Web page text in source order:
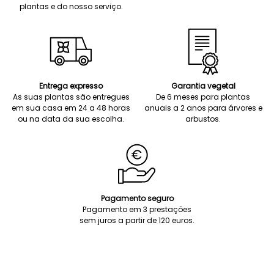
plantas e do nosso serviço.
Entrega expresso
As suas plantas são entregues
em sua casa em 24 a 48 horas
ou na data da sua escolha.
Garantia vegetal
De 6 meses para plantas
anuais a 2 anos para árvores e
arbustos.
Pagamento seguro
Pagamento em 3 prestações
sem juros a partir de 120 euros.